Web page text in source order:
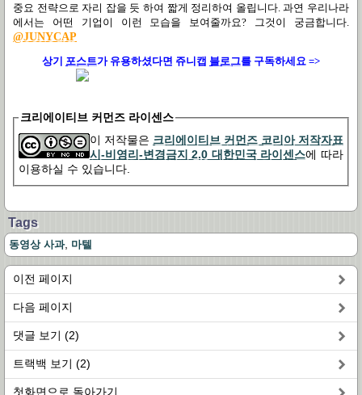
중요 전략으로 자리 잡을 듯 하여 짧게 정리하여 올립니다. 과연 우리나라
에서는 어떤 기업이 이런 모습을 보여줄까요? 그것이 궁금합니다.
@JUNYCAP
상기 포스트가유용하셨다면 쥬니캡 블로그를 구독하세요 =>
크리에이티브 커먼즈 라이센스
이 저작물은 크리에이티브 커먼즈 코리아 저작자표
시-비영리-변경금지 2.0 대한민국 라이센스에 따라
이용하실 수 있습니다.
Tags
동영상 사과, 마텔
이전 페이지
다음 페이지
댓글 보기 (2)
트랙백 보기 (2)
첫화면으로 돌아가기